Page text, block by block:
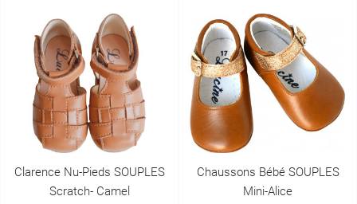
Clarence Nu-Pieds SOUPLES
Scratch- Camel
Chaussons Bébé SOUPLES
Mini-Alice